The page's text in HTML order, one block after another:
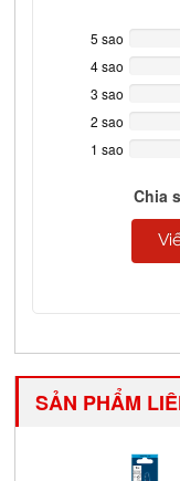
5 sao
4 sao
3 sao
2 sao
1 sao
Chia
SẢN PHẨM